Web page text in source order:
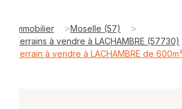
Immobilier >Moselle (57) >
Terrains à vendre à LACHAMBRE (57730)
Terrain à vendre à LACHAMBRE de 600m²